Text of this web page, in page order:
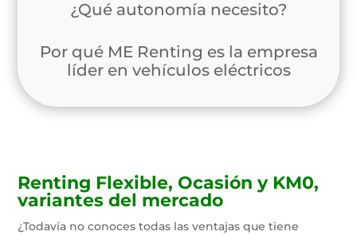
¿Qué autonomía necesito?
Por qué ME Renting es la empresa
líder en vehículos eléctricos
Renting Flexible, Ocasión y KM0,
variantes del mercado
¿Todavía no conoces todas las ventajas que tiene